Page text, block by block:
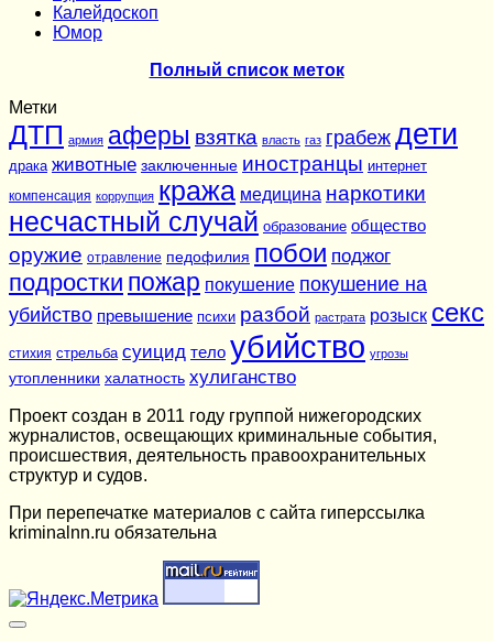
Калейдоскоп
Юмор
Полный список меток
Метки
ДТП армия аферы взятка власть газ грабеж дети
драка животные заключенные иностранцы интернет
компенсация коррупция кража медицина наркотики
несчастный случай образование общество
оружие отравление педофилия побои поджог
подростки пожар покушение покушение на
убийство превышение психи разбой растрата розыск секс
стихия стрельба суицид тело убийство угрозы
утопленники халатность хулиганство
Проект создан в 2011 году группой нижегородских
журналистов, освещающих криминальные события,
происшествия, деятельность правоохранительных
структур и судов.
При перепечатке материалов c сайта гиперссылка
kriminalnn.ru обязательна